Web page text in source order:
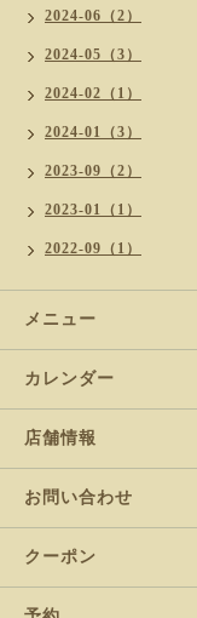
2024-06（2）
2024-05（3）
2024-02（1）
2024-01（3）
2023-09（2）
2023-01（1）
2022-09（1）
メニュー
カレンダー
店舗情報
お問い合わせ
クーポン